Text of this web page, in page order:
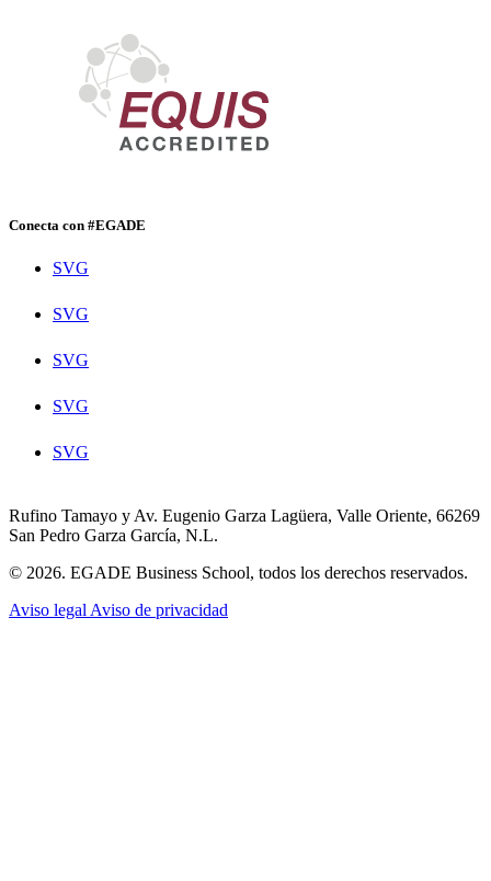
Conecta con #EGADE
SVG
SVG
SVG
SVG
SVG
Rufino Tamayo y Av. Eugenio Garza Lagüera, Valle Oriente, 66269
San Pedro Garza García, N.L.
© 2026. EGADE Business School, todos los derechos reservados.
Aviso legal Aviso de privacidad